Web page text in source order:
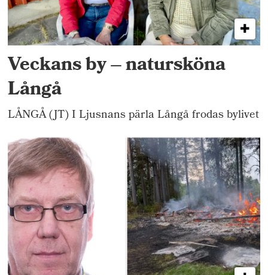
Veckans by – natursköna
Långå
LÅNGÅ (JT) I Ljusnans pärla Långå frodas bylivet